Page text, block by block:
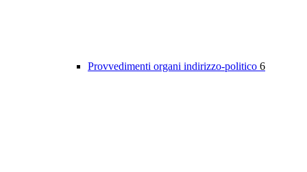
Provvedimenti organi indirizzo-politico 6